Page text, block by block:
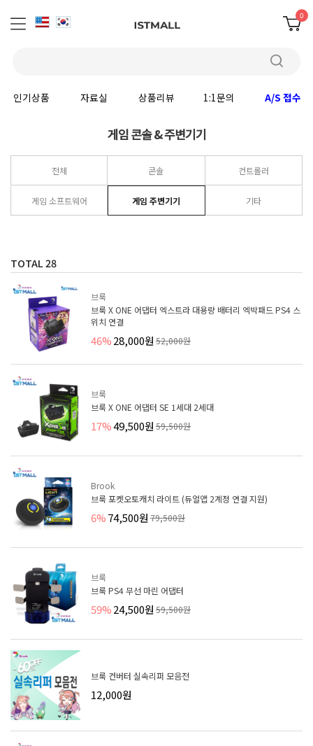
0
인기상품 자료실 상품리뷰 1:1문의 A/S 접수
게임 콘솔 & 주변기기
전체 콘솔 컨트롤러
게임 소프트웨어 게임 주변기기 기타
TOTAL28
브룩
브룩 X ONE 어댑터 엑스트라 대용량 배터리 엑박패드 PS4 스
위치 연결
46%28,000원 52,000원
브룩
브룩 X ONE 어댑터 SE 1세대 2세대
17%49,500원 59,500원
Brook
브룩 포켓오토캐치 라이트 (듀얼앱 2계정 연결 지원)
6%74,500원 79,500원
브룩
브룩 PS4 무선 마린 어댑터
59%24,500원 59,500원
브룩 컨버터 실속리퍼 모음전
12,000원